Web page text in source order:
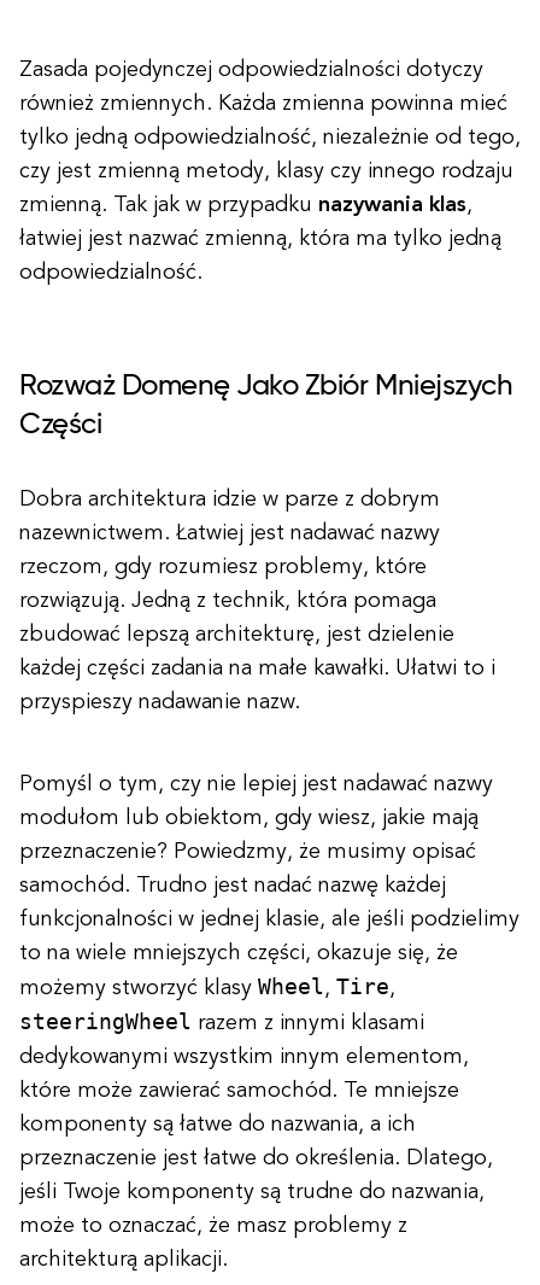
Zasada pojedynczej odpowiedzialności dotyczy
również zmiennych. Każda zmienna powinna mieć
tylko jedną odpowiedzialność, niezależnie od tego,
czy jest zmienną metody, klasy czy innego rodzaju
zmienną. Tak jak w przypadku nazywania klas,
łatwiej jest nazwać zmienną, która ma tylko jedną
odpowiedzialność.
Rozważ Domenę Jako Zbiór Mniejszych
Części
Dobra architektura idzie w parze z dobrym
nazewnictwem. Łatwiej jest nadawać nazwy
rzeczom, gdy rozumiesz problemy, które
rozwiązują. Jedną z technik, która pomaga
zbudować lepszą architekturę, jest dzielenie
każdej części zadania na małe kawałki. Ułatwi to i
przyspieszy nadawanie nazw.
Pomyśl o tym, czy nie lepiej jest nadawać nazwy
modułom lub obiektom, gdy wiesz, jakie mają
przeznaczenie? Powiedzmy, że musimy opisać
samochód. Trudno jest nadać nazwę każdej
funkcjonalności w jednej klasie, ale jeśli podzielimy
to na wiele mniejszych części, okazuje się, że
możemy stworzyć klasy Wheel, Tire,
steeringWheel razem z innymi klasami
dedykowanymi wszystkim innym elementom,
które może zawierać samochód. Te mniejsze
komponenty są łatwe do nazwania, a ich
przeznaczenie jest łatwe do określenia. Dlatego,
jeśli Twoje komponenty są trudne do nazwania,
może to oznaczać, że masz problemy z
architekturą aplikacji.